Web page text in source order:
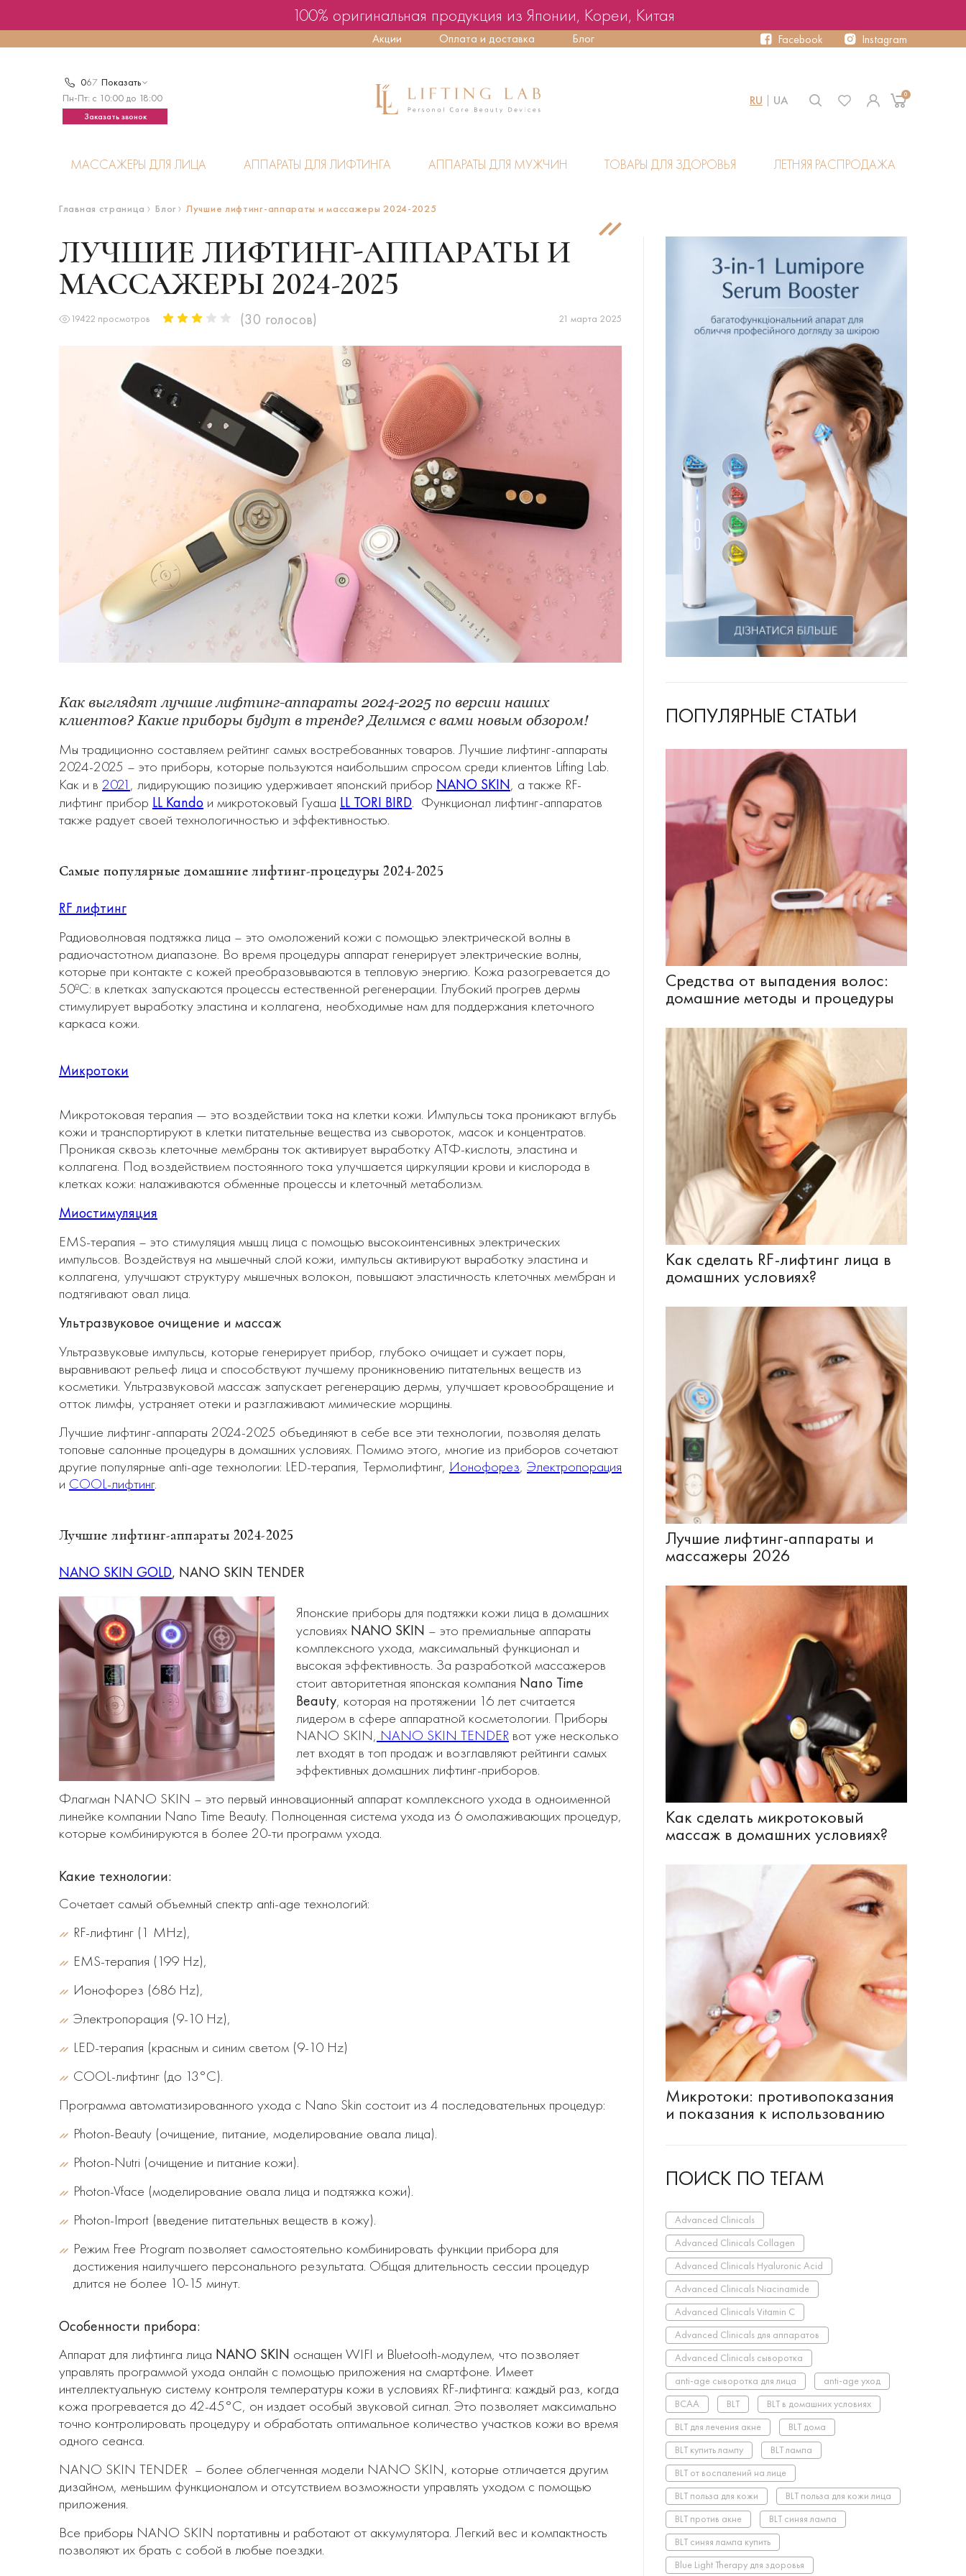
100% оригинальная продукция из Японии, Кореи, Китая
Акции Оплата и доставка Блог Facebook Instagram
067 Показать
Пн-Пт: с 10:00 до 18:00
Заказать звонок
RU UA 0
МАССАЖЕРЫ ДЛЯ ЛИЦА АППАРАТЫ ДЛЯ ЛИФТИНГА АППАРАТЫ ДЛЯ МУЖЧИН ТОВАРЫ ДЛЯ ЗДОРОВЬЯ ЛЕТНЯЯ РАСПРОДАЖА
Главная страница Блог Лучшие лифтинг-аппараты и массажеры 2024-2025
ЛУЧШИЕ ЛИФТИНГ-АППАРАТЫ И
МАССАЖЕРЫ 2024-2025
19422 просмотров (30 голосов) 21 марта 2025
Как выглядят лучшие лифтинг-аппараты 2024-2025 по версии наших
клиентов? Какие приборы будут в тренде? Делимся с вами новым обзором!
Мы традиционно составляем рейтинг самых востребованных товаров. Лучшие лифтинг-аппараты
2024-2025 – это приборы, которые пользуются наибольшим спросом среди клиентов Lifting Lab.
Как и в 2021 , лидирующию позицию удерживает японский прибор NANO SKIN , а также RF-
лифтинг прибор LL Kando и микротоковый Гуаша LL TORI BIRD . Функционал лифтинг-аппаратов
также радует своей технологичностью и эффективностью.
Самые популярные домашние лифтинг-процедуры 2024-2025
RF лифтинг
Радиоволновая подтяжка лица – это омоложений кожи с помощью электрической волны в
радиочастотном диапазоне. Во время процедуры аппарат генерирует электрические волны,
которые при контакте с кожей преобразовываются в тепловую энергию. Кожа разогревается до
50ºС: в клетках запускаются процессы естественной регенерации. Глубокий прогрев дермы
стимулирует выработку эластина и коллагена, необходимые нам для поддержания клеточного
каркаса кожи.
Микротоки
Микротоковая терапия — это воздействии тока на клетки кожи. Импульсы тока проникают вглубь
кожи и транспортируют в клетки питательные вещества из сывороток, масок и концентратов.
Проникая сквозь клеточные мембраны ток активирует выработку АТФ-кислоты, эластина и
коллагена. Под воздействием постоянного тока улучшается циркуляции крови и кислорода в
клетках кожи: налаживаются обменные процессы и клеточный метаболизм.
Миостимуляция
EMS-терапия – это стимуляция мышц лица с помощью высокоинтенсивных электрических
импульсов. Воздействуя на мышечный слой кожи, импульсы активируют выработку эластина и
коллагена, улучшают структуру мышечных волокон, повышают эластичность клеточных мембран и
подтягивают овал лица.
Ультразвуковое очищение и массаж
Ультразвуковые импульсы, которые генерирует прибор, глубоко очищает и сужает поры,
выравнивают рельеф лица и способствуют лучшему проникновению питательных веществ из
косметики. Ультразвуковой массаж запускает регенерацию дермы, улучшает кровообращение и
отток лимфы, устраняет отеки и разглаживают мимические морщины.
Лучшие лифтинг-аппараты 2024-2025 объединяют в себе все эти технологии, позволяя делать
топовые салонные процедуры в домашних условиях. Помимо этого, многие из приборов сочетают
другие популярные anti-age технологии: LED-терапия, Термолифтинг, Ионофорез Электропорация
и COOL-лифтинг.
Лучшие лифтинг-аппараты 2024-2025
NANO SKIN GOLD, NANO SKIN TENDER
Японские приборы для подтяжки кожи лица в домашних
условиях NANO SKIN – это премиальные аппараты
комплексного ухода, максимальный функционал и
высокая эффективность. За разработкой массажеров
стоит авторитетная японская компания Nano Time
Beauty , которая на протяжении 16 лет считается
лидером в сфере аппаратной косметологии. Приборы
NANO SKIN,
NANO SKIN TENDER вот уже несколько
лет входят в топ продаж и возглавляют рейтинги самых
эффективных домашних лифтинг-приборов.
Флагман NANO SKIN – это первый инновационный аппарат комплексного ухода в одноименной
линейке компании Nano Time Beauty. Полноценная система ухода из 6 омолаживающих процедур,
которые комбинируются в более 20-ти программ ухода.
Какие технологии:
Сочетает самый объемный спектр anti-age технологий:
RF-лифтинг (1 MHz),
EMS-терапия (199 Hz),
Ионофорез (686 Hz),
Электропорация (9-10 Hz),
LED-терапия (красным и синим светом (9-10 Hz)
COOL-лифтинг (до 13°C).
Программа автоматизированного ухода с Nano Skin состоит из 4 последовательных процедур:
Photon-Beauty (очищение, питание, моделирование овала лица).
Photon-Nutri (очищение и питание кожи).
Photon-Vface (моделирование овала лица и подтяжка кожи).
Photon-Import (введение питательных веществ в кожу).
Режим Free Program позволяет самостоятельно комбинировать функции прибора для
достижения наилучшего персонального результата. Общая длительность сессии процедур
длится не более 10-15 минут.
Особенности прибора:
Аппарат для лифтинга лица NANO SKIN оснащен WIFI и Bluetooth-модулем, что позволяет
управлять программой ухода онлайн c помощью приложения на смартфоне. Имеет
интеллектуальную систему контроля температуры кожи в условиях RF-лифтинга: каждый раз, когда
кожа прогревается до 42-45°C, он издает особый звуковой сигнал. Это позволяет максимально
точно контролировать процедуру и обработать оптимальное количество участков кожи во время
одного сеанса.
NANO SKIN TENDER – более облегченная модели NANO SKIN, которые отличается другим
дизайном, меньшим функционалом и отсутствием возможности управлять уходом с помощью
приложения.
Все приборы NANO SKIN портативны и работают от аккумулятора. Легкий вес и компактность
позволяют их брать с собой в любые поездки.
ПОПУЛЯРНЫЕ СТАТЬИ
Средства от выпадения волос:
домашние методы и процедуры
Как сделать RF-лифтинг лица в
домашних условиях?
Лучшие лифтинг-аппараты и
массажеры 2026
Как сделать микротоковый
массаж в домашних условиях?
Микротоки: противопоказания
и показания к использованию
ПОИСК ПО ТЕГАМ
Advanced Clinicals
Advanced Clinicals Collagen
Advanced Clinicals Hyaluronic Acid
Advanced Clinicals Niacinamide
Advanced Clinicals Vitamin C
Advanced Clinicals для аппаратов
Advanced Clinicals сыворотка
anti-age сыворотка для лица
anti-age уход
BCAA
BLT
BLT в домашних условиях
BLT для лечения акне
BLT дома
BLT купить лампу
BLT лампа
BLT от воспалений на лице
BLT польза для кожи
BLT польза для кожи лица
BLT против акне
BLT синяя лампа
BLT синяя лампа купить
Blue Light Therapy для здоровья